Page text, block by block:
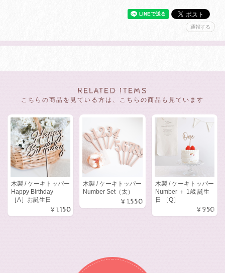
通報する
RELATED ITEMS
こちらの商品を見ている方は、こちらの商品も見ています
木製 / ケーキトッパー
Happy Birthday
［A］お誕生日
¥1,150
木製 / ケーキトッパー
Number Set（太）
¥1,550
木製 / ケーキトッパー
Number ＋ 1歳 誕生
日 ［Q］
¥950